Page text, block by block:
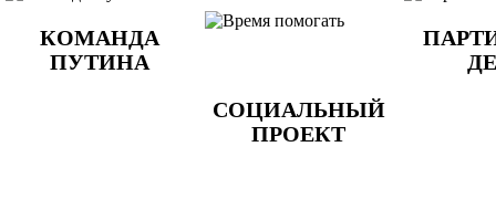
КОМАНДА
ПУТИНА
СОЦИАЛЬНЫЙ
ПРОЕКТ